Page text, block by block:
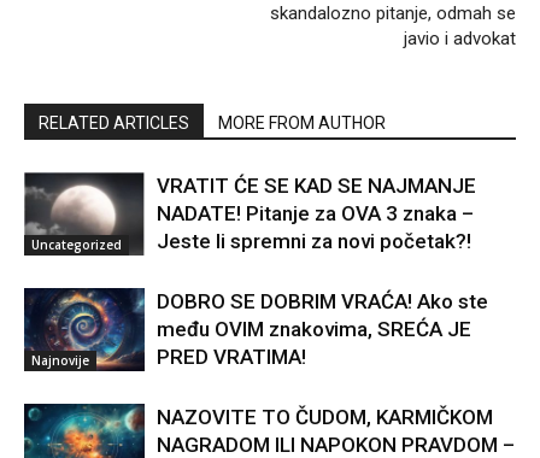
skandalozno pitanje, odmah se
javio i advokat
RELATED ARTICLES MORE FROM AUTHOR
Uncategorized
VRATIT ĆE SE KAD SE NAJMANJE
NADATE! Pitanje za OVA 3 znaka –
Jeste li spremni za novi početak?!
Najnovije
DOBRO SE DOBRIM VRAĆA! Ako ste
među OVIM znakovima, SREĆA JE
PRED VRATIMA!
NAZOVITE TO ČUDOM, KARMIČKOM
NAGRADOM ILI NAPOKON PRAVDOM –